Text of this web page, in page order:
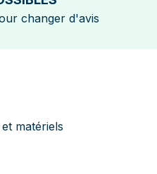
changer d'avis
matériels